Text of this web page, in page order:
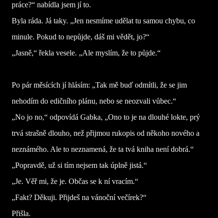
práce?“ nabídla jsem jí to.
Byla ráda. Já taky. „Jen nesmíme udělat tu samou chybu, co
minule. Pokud to nepůjde, dáš mi vědět, jo?“
„Jasně,“ řekla vesele. „Ale myslím, že to půjde.“
Po pár měsících jí hlásím: „Tak mě buď odmítli, že se jim
nehodím do edičního plánu, nebo se neozvali vůbec.“
„No jo no,“ odpovídá Gabka, „Ono to je na dlouhé lokte, prý
trvá strašně dlouho, než přijmou rukopis od někoho nového a
neznámého. Ale to neznamená, že ta tvá kniha není dobrá.“
„Popravdě, už si tím nejsem tak úplně jistá.“
„Je. Věř mi, že je. Občas se k ní vracím.“
„Fakt? Děkuji. Přijdeš na vánoční večírek?“
Přišla.